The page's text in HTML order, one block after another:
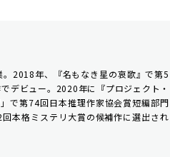
2018年、『名もなき星の哀歌』で第5
デビュー。2020年に『プロジェクト・
で第74回日本推理作家協会賞短編部門
本格ミステリ大賞の候補作に選出され